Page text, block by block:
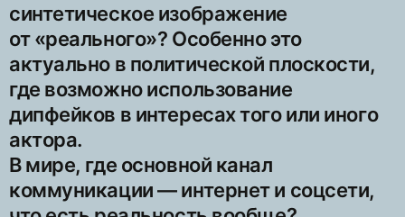
синтетическое изображение
от «реального»? Особенно это
актуально в политической плоскости,
где возможно использование
дипфейков в интересах того или иного
актора.
В мире, где основной канал
коммуникации — интернет и соцсети,